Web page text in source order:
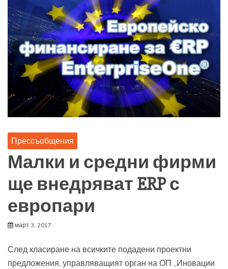
Прессъобщения
Малки и средни фирми
ще внедряват ERP с
европари
март 3, 2017
След класиране на всичките подадени проектни
предложения, управляващият орган на ОП „Иновации